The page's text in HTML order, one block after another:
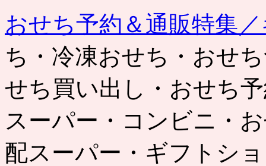
おせち予約＆通販特集
ち・冷凍おせち・おせ
せち買い出し・おせち
スーパー・コンビニ・
配スーパー・ギフトシ